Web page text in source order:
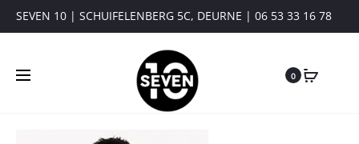
SEVEN 10 | SCHUIFELENBERG 5C, DEURNE | 06 53 33 16 78
0